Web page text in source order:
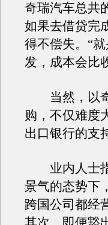
奇瑞汽车总共
如果去借贷完
得不偿失。“
发，成本会比
当然，以奇
购，不仅难度
出口银行的支
业内人士指
景气的态势下
跨国公司都经